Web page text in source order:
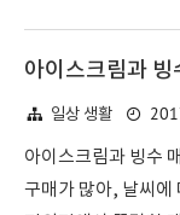
아이스크림과
일상 생활
아이스크림과 빙수
구매가 많아, 날씨에